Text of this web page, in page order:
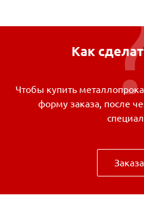
Как
Чтобы купить
форму заказа, после